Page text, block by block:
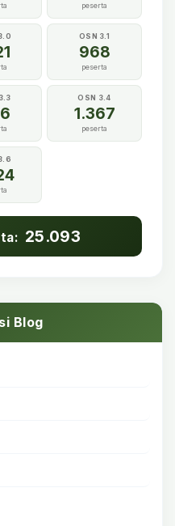
peserta
OSN 3.1
968
peserta
OSN 3.4
1.367
peserta
25.093
Blog